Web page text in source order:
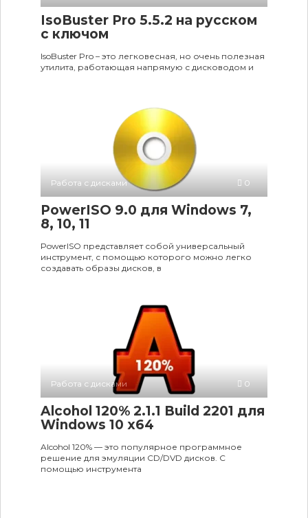
IsoBuster Pro 5.5.2 на русском
c ключом
IsoBuster Pro – это легковесная, но очень полезная
утилита, работающая напрямую с дисководом и
Работа с дисками 0
PowerISO 9.0 для Windows 7,
8, 10, 11
PowerISO представляет собой универсальный
инструмент, с помощью которого можно легко
создавать образы дисков, в
Работа с дисками 0
Alcohol 120% 2.1.1 Build 2201 для
Windows 10 x64
Alcohol 120% — это популярное программное
решение для эмуляции CD/DVD дисков. С
помощью инструмента